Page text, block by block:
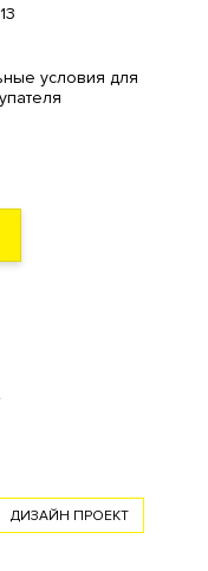
условия для
ДИЗАЙН ПРОЕКТ